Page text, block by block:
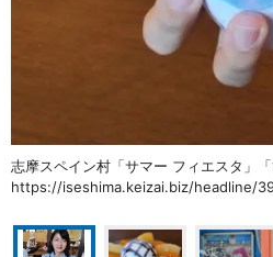
志摩スペイン村「サマー フィエスタ
https://iseshima.keizai.biz/headline/